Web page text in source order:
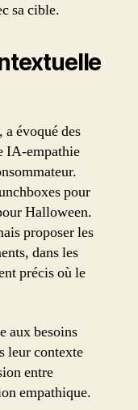
sa cible.
évoqué des
IA-empathie
pour
Halloween.
proposer les
dans les
précis où le
aux besoins
leur contexte
entre
empathique.